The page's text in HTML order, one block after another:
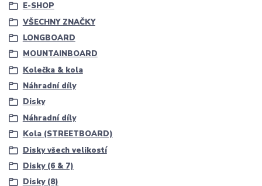
E-SHOP
VŠECHNY ZNAČKY
LONGBOARD
MOUNTAINBOARD
Kolečka & kola
Náhradní díly
Disky
Náhradní díly
Kola (STREETBOARD)
Disky všech velikostí
Disky (6 & 7)
Disky (8)